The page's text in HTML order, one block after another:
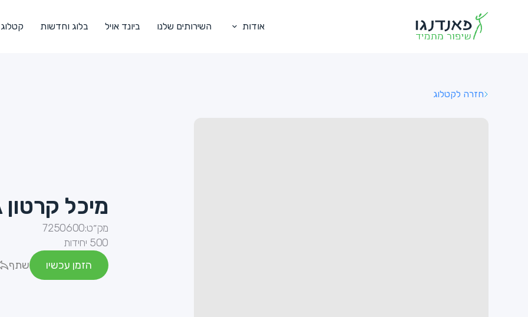
אודות השירותים שלנו ביונד אויל בלוג וחדשות קטלוג
חזרה לקטלוג
מיכל קרטון TA סיני קטן---(16oz)
מק״ט:7250600
500 יחידות
הזמן עכשיו
שתף